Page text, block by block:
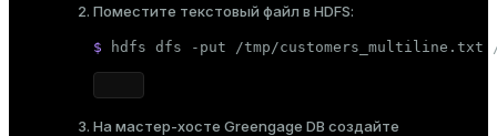
Поместите текстовый файл в HDFS:
$ hdfs dfs -put /tmp/customers_multiline.txt /
На мастер-хосте Greengage DB создайте